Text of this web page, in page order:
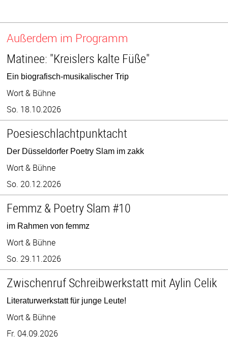
Außerdem im Programm
Matinee: "Kreislers kalte Füße"
Ein biografisch-musikalischer Trip
Wort & Bühne
So. 18.10.2026
Poesieschlachtpunktacht
Der Düsseldorfer Poetry Slam im zakk
Wort & Bühne
So. 20.12.2026
Femmz & Poetry Slam #10
im Rahmen von femmz
Wort & Bühne
So. 29.11.2026
Zwischenruf Schreibwerkstatt mit Aylin Celik
Literaturwerkstatt für junge Leute!
Wort & Bühne
Fr. 04.09.2026